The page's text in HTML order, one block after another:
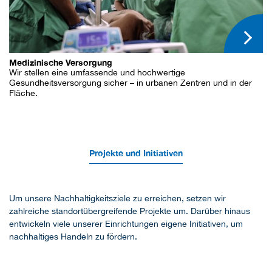
Medizinische Versorgung
Wir stellen eine umfassende und hochwertige
Gesundheitsversorgung sicher – in urbanen Zentren und in der
Fläche.
Projekte und Initiativen
Um unsere Nachhaltigkeitsziele zu erreichen, setzen wir
zahlreiche standortübergreifende Projekte um. Darüber hinaus
entwickeln viele unserer Einrichtungen eigene Initiativen, um
nachhaltiges Handeln zu fördern.